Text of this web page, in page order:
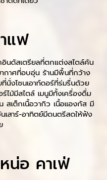
แฟ
นดัสเตรียลที่ตกแต่งสไตล์คัน
กาศที่อบอุ่น ร้านมีพื้นที่กว้าง
งโซนเอาท์ดอร์ที่ร่มรื่นด้วย
ร์ไม้มีสไตล์ เมนูมีทั้งเครื่องดื่ม
สเต็กเนื้อวากิว เนื้อแองกัส มี
เสาร์-อาทิตย์มีดนตรีสดให้ฟัง
น่อ คาเฟ่